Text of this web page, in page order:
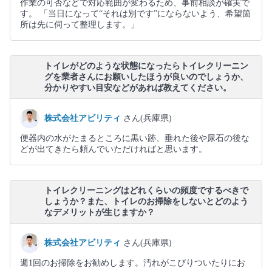
作業の可否などで対応範囲が変わるため、事前相談が確実で
す。 「当日になって“それは別です”にならないよう、希望箇
所は先に伺って整理します。」
トイレがどのような状態になったらトイレクリーニン
グを業者さんにお願いしたほうが良いのでしょうか、
分かりやすい目安などがあれば教えてください。
株式会社アビリティ さん(兵庫県)
便器内の水がたまるところに黒い跡、垂れた後や尿石の後な
どが出てきたら頼んでいただければと思います。
トイレクリーニングはどれくらいの頻度でするべきで
しょうか？また、トイレのお掃除をしないとどのよう
なデメリットが生じますか？
株式会社アビリティ さん(兵庫県)
週1回のお掃除をお勧めします。汚れがこびりついたりにお